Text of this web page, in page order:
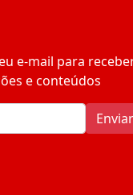
e-mail para
e conteúdos
Enviar